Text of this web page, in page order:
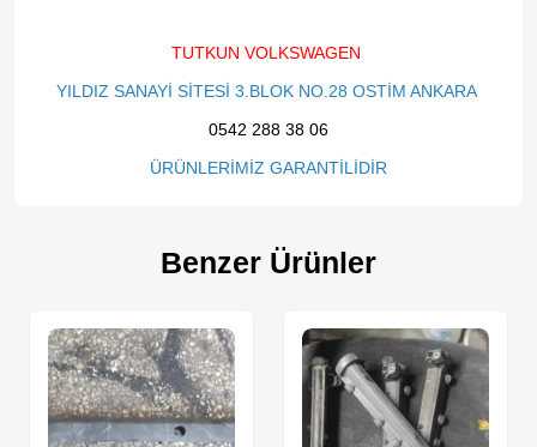
TUTKUN VOLKSWAGEN
YILDIZ SANAYİ SİTESİ 3.BLOK NO.28 OSTİM ANKARA
0542 288 38 06
ÜRÜNLERİMİZ GARANTİLİDİR
Benzer Ürünler